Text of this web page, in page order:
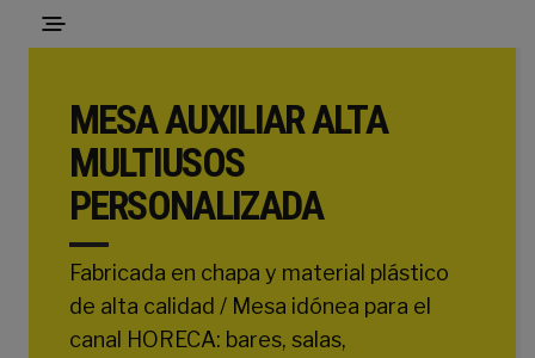
MESA AUXILIAR ALTA
MULTIUSOS
PERSONALIZADA
Fabricada en chapa y material plástico
de alta calidad / Mesa idónea para el
canal HORECA: bares, salas,